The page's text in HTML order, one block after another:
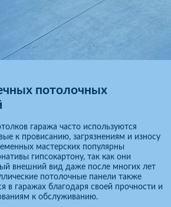
потолочных
гаража часто используются
к провисанию, загрязнениям и износу
мастерских популярны
гипсокартону, так как они
внешний вид даже после многих лет
потолочные панели также
в гаражах благодаря своей прочности и
к обслуживанию.